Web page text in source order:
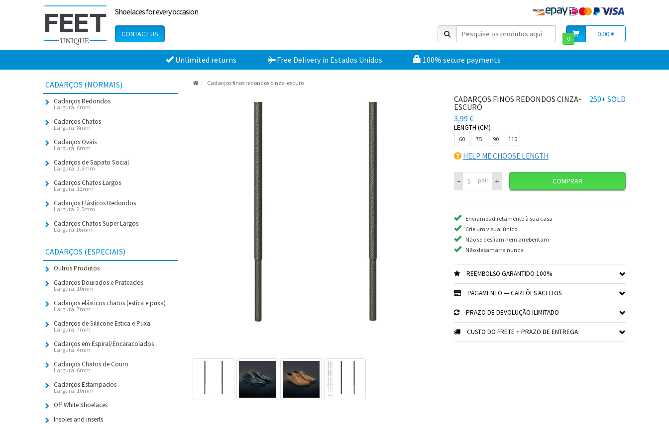
Shoelaces for every occasion
CONTACT US 0.00 €
0
Unlimited returns Free Deliveryin Estados Unidos 100% secure payments
CADARÇOS (NORMAIS)
Cadarços Redondos
Largura: 4mm
Cadarços Chatos
Largura: 8mm
Cadarços Ovais
Largura: 6mm
Cadarços de Sapato Social
Largura: 2.5mm
Cadarços Chatos Largos
Largura: 12mm
Cadarços Elásticos Redondos
Largura: 2.5mm
Cadarços Chatos Super Largos
Largura:16mm
CADARÇOS (ESPECIAIS)
Outros Produtos
Cadarços Dourados e Prateados
Largura: 10mm
Cadarços elásticos chatos (estica e puxa)
Largura: 7mm
Cadarços de Sililcone Estica e Puxa
Largura: 7mm
Cadarços em Espiral/Encaracolados
Largura: 4mm
Cadarços Chatos de Couro
Largura: 6mm
Cadarços Estampados
Largura: 10mm
Off White Shoelaces
Insoles and inserts
Cadarços finos redondos cinza-escuro
250+ SOLD
CADARÇOS FINOS REDONDOS CINZA-
ESCURO
3,99 €
LENGTH (CM)
60 75 90 110
HELP ME CHOOSE LENGTH
– pair + COMPRAR
Enviamos diretamente à sua casa
Crie um visual único
Não se desfiam nem arrebentam
Não desamarra nunca
REEMBOLSO GARANTIDO 100%
PAGAMENTO — CARTÕES ACEITOS
PRAZO DE DEVOLUÇÃO ILIMITADO
CUSTO DO FRETE + PRAZO DE ENTREGA